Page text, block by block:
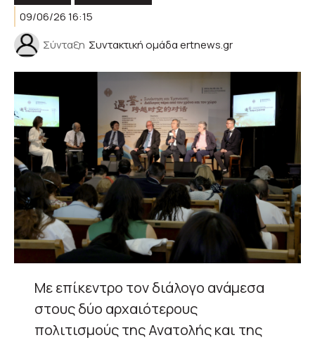
09/06/26 16:15
Σύνταξη Συντακτική ομάδα ertnews.gr
Με επίκεντρο τον διάλογο ανάμεσα
στους δύο αρχαιότερους
πολιτισμούς της Ανατολής και της